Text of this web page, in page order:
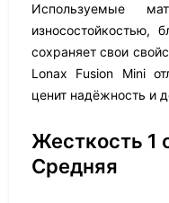
Используемые
износостойкостью,
сохраняет свои
Lonax Fusion Mini
ценит надёжность и
Жесткость 1
Средняя